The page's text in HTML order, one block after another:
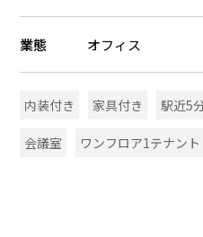
業態 オフィス
内装付き 家具付き 駅近5
会議室 ワンフロア1テナント